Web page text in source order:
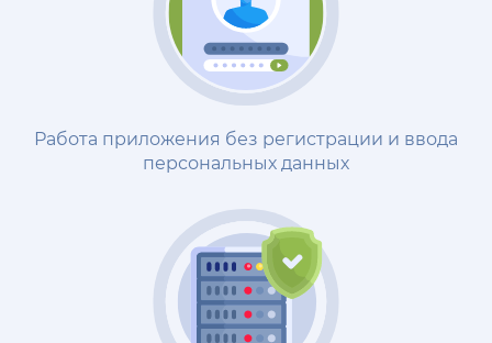
Работа приложения без регистрации и ввода
персональных данных